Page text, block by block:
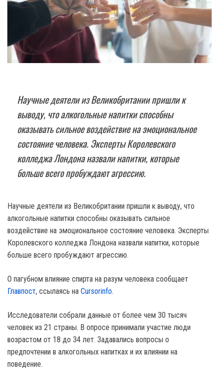
Научные деятели из Великобритании пришли к
выводу, что алкогольные напитки способны
оказывать сильное воздействие на эмоциональное
состояние человека. Эксперты Королевского
колледжа Лондона назвали напитки, которые
больше всего пробуждают агрессию.
Научные деятели из Великобритании пришли к выводу, что
алкогольные напитки способны оказывать сильное
воздействие на эмоциональное состояние человека. Эксперты
Королевского колледжа Лондона назвали напитки, которые
больше всего пробуждают агрессию.
О пагубном влияние спирта на разум человека сообщает
Главпост, ссылаясь на Cursorinfo.
Исследователи собрали данные от более чем 30 тысяч
человек из 21 страны. В опросе принимали участие люди
возрастом от 18 до 34 лет. Задавались вопросы о
предпочтении в алкогольных напитках и их влиянии на
поведение.